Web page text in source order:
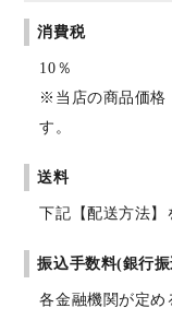
消費税
10％
※当店の商品価格
す。
送料
下記【配送方法】
振込手数料(銀行
各金融機関が定め